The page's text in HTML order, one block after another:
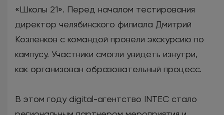
«Школы 21». Перед началом тестирования
директор челябинского филиала Дмитрий
Козленков с командой провели экскурсию по
кампусу. Участники смогли увидеть изнутри,
как организован образовательный процесс.
В этом году digital-агентство INTEC стало